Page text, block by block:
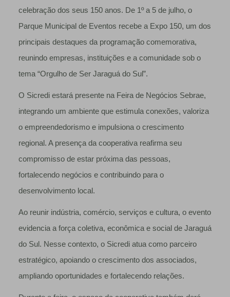
celebração dos seus 150 anos. De 1º a 5 de julho, o
Parque Municipal de Eventos recebe a Expo 150, um dos
principais destaques da programação comemorativa,
reunindo empresas, instituições e a comunidade sob o
tema “Orgulho de Ser Jaraguá do Sul”.
O Sicredi estará presente na Feira de Negócios Sebrae,
integrando um ambiente que estimula conexões, valoriza
o empreendedorismo e impulsiona o crescimento
regional. A presença da cooperativa reafirma seu
compromisso de estar próxima das pessoas,
fortalecendo negócios e contribuindo para o
desenvolvimento local.
Ao reunir indústria, comércio, serviços e cultura, o evento
evidencia a força coletiva, econômica e social de Jaraguá
do Sul. Nesse contexto, o Sicredi atua como parceiro
estratégico, apoiando o crescimento dos associados,
ampliando oportunidades e fortalecendo relações.